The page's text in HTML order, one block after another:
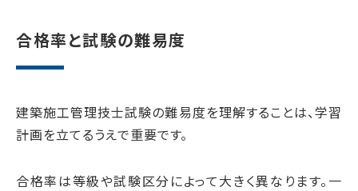
合格率と試験の難易度
建築施工管理技士試験の難易度を理解することは、学習
計画を立てるうえで重要です。
合格率は等級や試験区分によって大きく異なります。一